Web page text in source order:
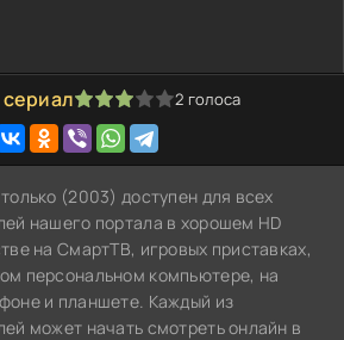
4 5 2 голоса
(2003) доступен для всех
нашего портала в хорошем HD
на СмартТВ, игровых приставках,
персональном компьютере, на
и планшете. Каждый из
может начать смотреть онлайн в